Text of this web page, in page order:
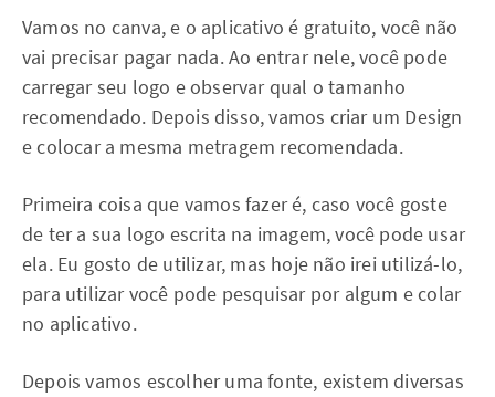
Vamos no canva, e o aplicativo é gratuito, você não
vai precisar pagar nada. Ao entrar nele, você pode
carregar seu logo e observar qual o tamanho
recomendado. Depois disso, vamos criar um Design
e colocar a mesma metragem recomendada.
Primeira coisa que vamos fazer é, caso você goste
de ter a sua logo escrita na imagem, você pode usar
ela. Eu gosto de utilizar, mas hoje não irei utilizá-lo,
para utilizar você pode pesquisar por algum e colar
no aplicativo.
Depois vamos escolher uma fonte, existem diversas